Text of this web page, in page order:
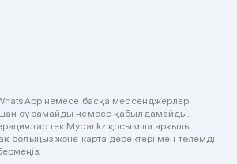
немесе басқа мессенджерлер
сұрамайды немесе қабылдамайды.
тек Mycar.kz қосымша арқылы
болыңыз және карта деректері мен төлемді